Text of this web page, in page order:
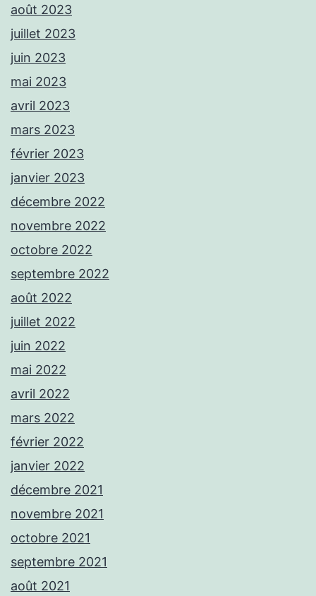
août 2023
juillet 2023
juin 2023
mai 2023
avril 2023
mars 2023
février 2023
janvier 2023
décembre 2022
novembre 2022
octobre 2022
septembre 2022
août 2022
juillet 2022
juin 2022
mai 2022
avril 2022
mars 2022
février 2022
janvier 2022
décembre 2021
novembre 2021
octobre 2021
septembre 2021
août 2021